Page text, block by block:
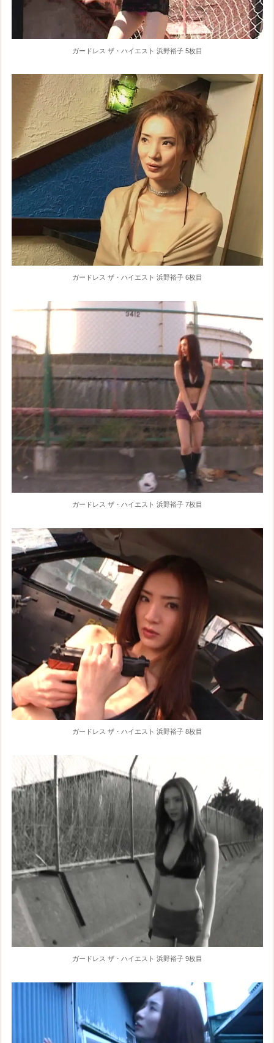
ガードレス ザ・ハイエスト 浜野裕子 5枚目
ガードレス ザ・ハイエスト 浜野裕子 6枚目
ガードレス ザ・ハイエスト 浜野裕子 7枚目
ガードレス ザ・ハイエスト 浜野裕子 8枚目
ガードレス ザ・ハイエスト 浜野裕子 9枚目